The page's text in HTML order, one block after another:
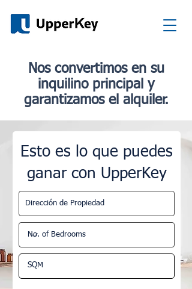
Nos convertimos en su
inquilino principal y
garantizamos el alquiler.
Esto es lo que puedes
ganar con UpperKey